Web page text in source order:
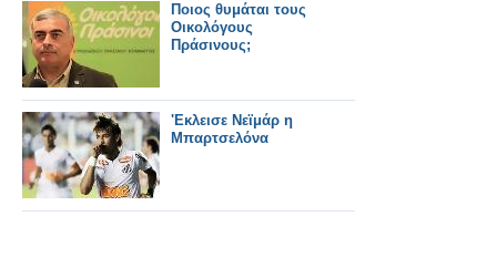
Ποιος θυμάται τους
Οικολόγους
Πράσινους;
'Εκλεισε Νεϊμάρ η
Μπαρτσελόνα